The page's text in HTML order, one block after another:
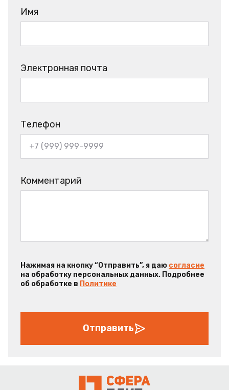
Имя
Электронная почта
Телефон
Комментарий
Нажимая на кнопку “Отправить”, я даю согласие
на обработку персональных данных. Подробнее
об обработке в Политике
Отправить